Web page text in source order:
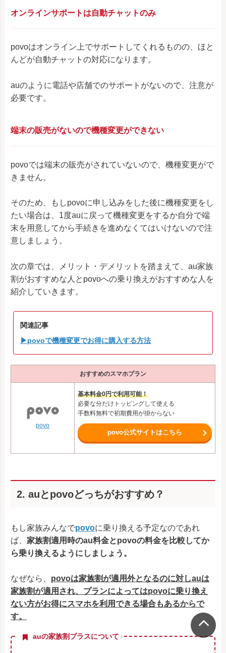
オンラインサポートは自動チャットのみ
povoはオンライン上でサポートしてくれるものの、ほと
んどが自動チャットの対応になります。
auのように電話や店舗でのサポートがないので、注意が
必要です。
端末の販売がないので機種変更ができない
povoでは端末の販売がされていないので、機種変更がで
きません。
そのため、もしpovoに申し込みをした後に機種変更をし
たい場合は、1度auに戻って機種変更をするか自分で端
末を用意してから手続きを進めなくてはいけないので注
意しましょう。
次の章では、メリット・デメリットを踏まえて、au家族
割がおすすめな人とpovoへの乗り換えがおすすめな人を
紹介していきます。
関連記事
▶povoで機種変更でお得に購入する方法
おすすめのスマホプラン
povo
基本料金0円で利用可能！
必要な分だけトッピングして使える
手数料無料で初期費用が掛からない
povo公式サイトはこちら
2. auとpovoどっちがおすすめ？
もし家族みんなでpovoに乗り換える予定なのであれ
ば、 家族割適用時のau料金とpovoの料金を比較してか
ら乗り換えるようにしましょう。
なぜなら、 povoは家族割が適用外となるのに対しauは
家族割が適用され、プランによってはpovoに乗り換え
ない方がお得にスマホを利用できる場合もあるからで
す。
auの家族割プラスについて